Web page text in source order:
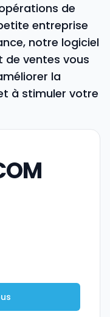
de
entreprise
notre logiciel
ventes vous
la
à stimuler votre